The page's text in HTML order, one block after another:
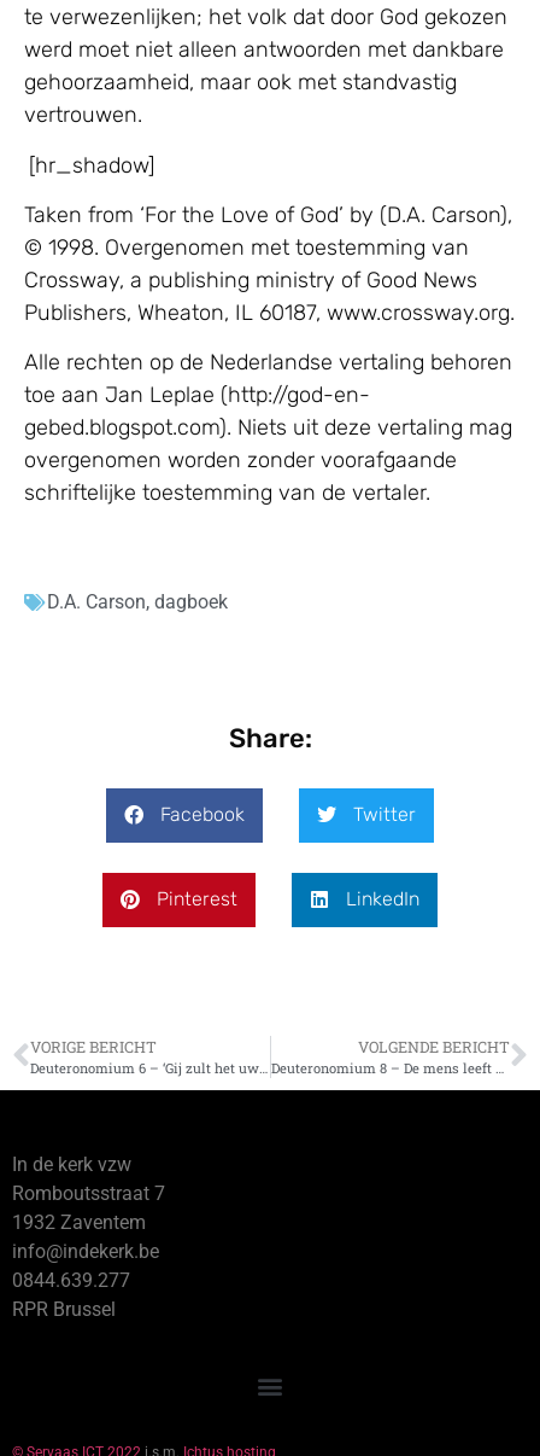
te verwezenlijken; het volk dat door God gekozen
werd moet niet alleen antwoorden met dankbare
gehoorzaamheid, maar ook met standvastig
vertrouwen.
[hr_shadow]
Taken from ‘For the Love of God’ by (D.A. Carson),
© 1998. Overgenomen met toestemming van
Crossway, a publishing ministry of Good News
Publishers, Wheaton, IL 60187, www.crossway.org.
Alle rechten op de Nederlandse vertaling behoren
toe aan Jan Leplae (http://god-en-
gebed.blogspot.com). Niets uit deze vertaling mag
overgenomen worden zonder voorafgaande
schriftelijke toestemming van de vertaler.
D.A. Carson, dagboek
Share:
Facebook Twitter
Pinterest LinkedIn
VORIGE BERICHT VOLGENDE BERICHT
In de kerk vzw
Romboutsstraat 7
1932 Zaventem
info@indekerk.be
0844.639.277
RPR Brussel
© Servaas ICT 2022 i.s.m. Ichtus hosting